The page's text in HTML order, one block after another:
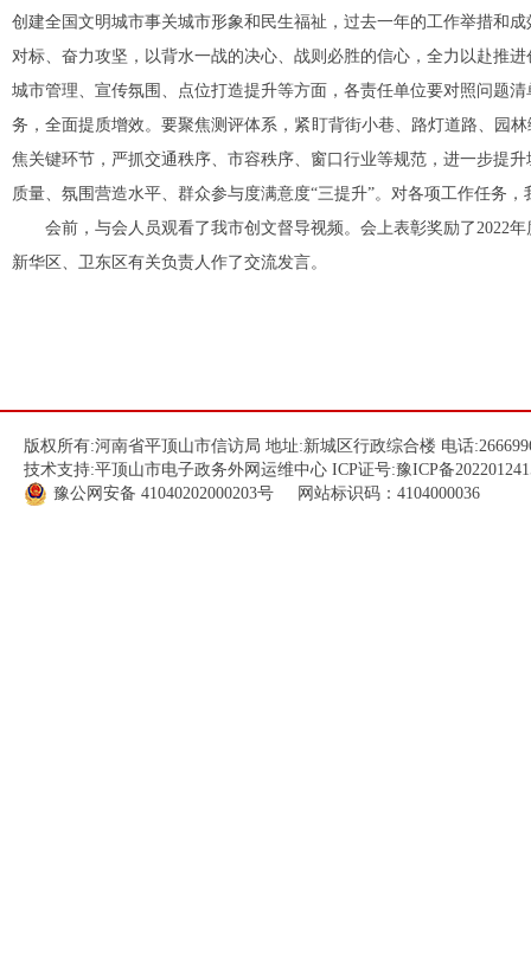
创建全国文明城市事关城市形象和民生福祉，过去一年的工作举措和
对标、奋力攻坚，以背水一战的决心、战则必胜的信心，全力以赴推
城市管理、宣传氛围、点位打造提升等方面，各责任单位要对照问题
务，全面提质增效。要聚焦测评体系，紧盯背街小巷、路灯道路、园
焦关键环节，严抓交通秩序、市容秩序、窗口行业等规范，进一步提
质量、氛围营造水平、群众参与度满意度“三提升”。对各项工作任务
会前，与会人员观看了我市创文督导视频。会上表彰奖励了2022
新华区、卫东区有关负责人作了交流发言。
版权所有:河南省平顶山市信访局 地址:新城区行政综合楼 电话
技术支持:平顶山市电子政务外网运维中心 ICP证号:豫ICP备
豫公网安备 41040202000203号 网站标识码：4104000036